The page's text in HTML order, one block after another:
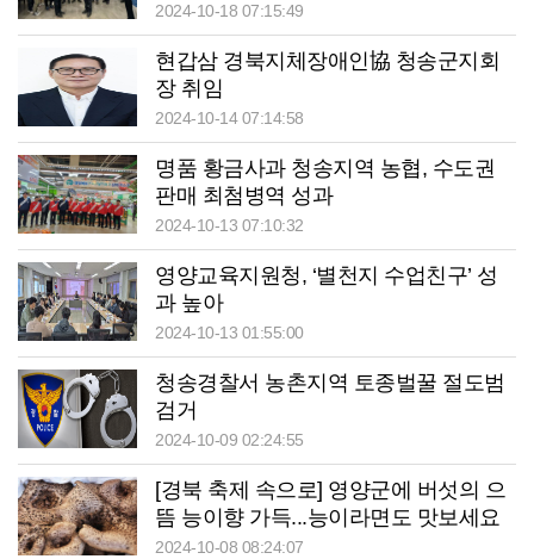
2024-10-18 07:15:49
현갑삼 경북지체장애인協 청송군지회
장 취임
2024-10-14 07:14:58
명품 황금사과 청송지역 농협, 수도권
판매 최첨병역 성과
2024-10-13 07:10:32
영양교육지원청, ‘별천지 수업친구’ 성
과 높아
2024-10-13 01:55:00
청송경찰서 농촌지역 토종벌꿀 절도범
검거
2024-10-09 02:24:55
[경북 축제 속으로] 영양군에 버섯의 으
뜸 능이향 가득...능이라면도 맛보세요
2024-10-08 08:24:07